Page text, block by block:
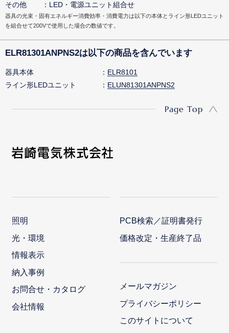
その他
LED・電源ユニット組合せ
器具の光束・固有エネルギー消費効率・消費電力は以下の本体とライン形LEDユニット
を組合せて200Vで使用した場合の数値です。
ELR81301ANPNS2は以下の商品を含んでいます
器具本体
ELR8101
ライン形LEDユニット
ELUN81301ANPNS2
Page Top
照明
光・環境
情報表示
納入事例
お問合せ・カタログ
会社情報
PCB検索／証明書発行
価格改定・生産終了品
メールマガジン
プライバシーポリシー
このサイトについて